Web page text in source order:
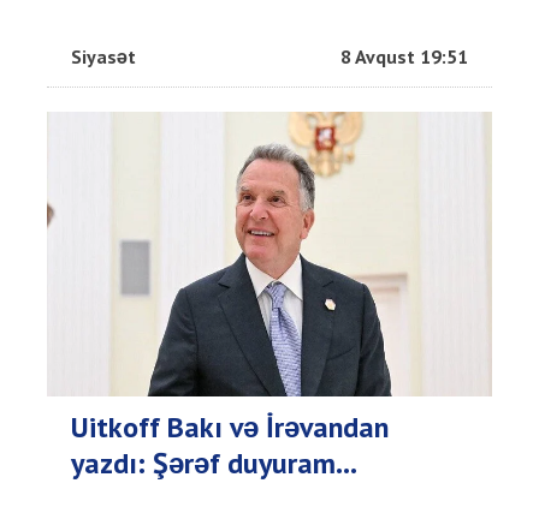
Siyasət 8 Avqust 19:51
Uitkoff Bakı və İrəvandan
yazdı: Şərəf duyuram...